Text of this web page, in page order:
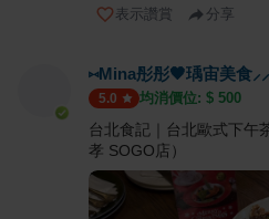
表示讚賞 分享
⑅Mina彤彤🖤瑀宙美食
5.0 均消價位: $ 500
台北食記｜台北歐式下午
孝 SOGO店）